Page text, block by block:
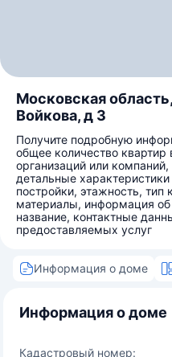
Московская
Войкова, д 3
Получите подробную
общее количество квартир
организаций или
детальные
постройки, этажность, тип
материалы, информация
название, контактные
предоставляемых услуг
Информация о доме
Информация о доме
Кадастровый номер: